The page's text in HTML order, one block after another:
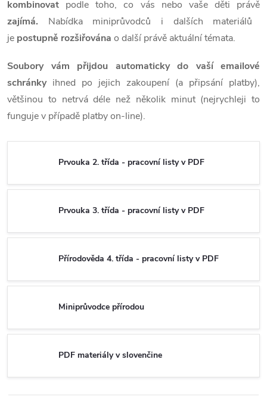
kombinovat podle toho, co vás nebo vaše děti právě
zajímá. Nabídka miniprůvodců i dalších materiálů
je postupně rozšiřována o další právě aktuální témata.
Soubory vám přijdou automaticky do vaší emailové
schránky ihned po jejich zakoupení (a připsání platby),
většinou to netrvá déle než několik minut (nejrychleji to
funguje v případě platby on-line).
Prvouka 2. třída - pracovní listy v PDF
Prvouka 3. třída - pracovní listy v PDF
Přírodověda 4. třída - pracovní listy v PDF
Miniprůvodce přírodou
PDF materiály v slovenčine